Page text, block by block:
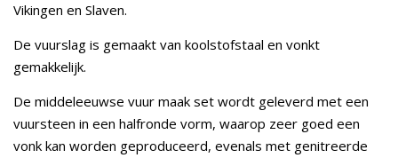
Vikingen en Slaven.
De vuurslag is gemaakt van koolstofstaal en vonkt
gemakkelijk.
De middeleeuwse vuur maak set wordt geleverd met een
vuursteen in een halfronde vorm, waarop zeer goed een
vonk kan worden geproduceerd, evenals met genitreerde